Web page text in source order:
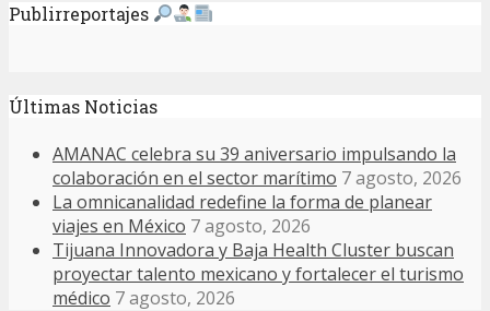
Publirreportajes
Últimas Noticias
AMANAC celebra su 39 aniversario impulsando la
colaboración en el sector marítimo 7 agosto, 2026
La omnicanalidad redefine la forma de planear
viajes en México 7 agosto, 2026
Tijuana Innovadora y Baja Health Cluster buscan
proyectar talento mexicano y fortalecer el turismo
médico 7 agosto, 2026